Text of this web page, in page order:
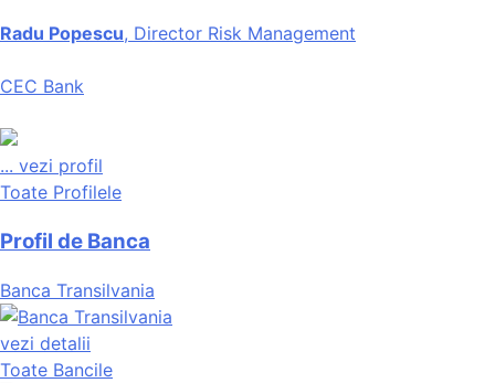
Radu Popescu, Director Risk Management
CEC Bank
... vezi profil
Toate Profilele
Profil de Banca
Banca Transilvania
vezi detalii
Toate Bancile